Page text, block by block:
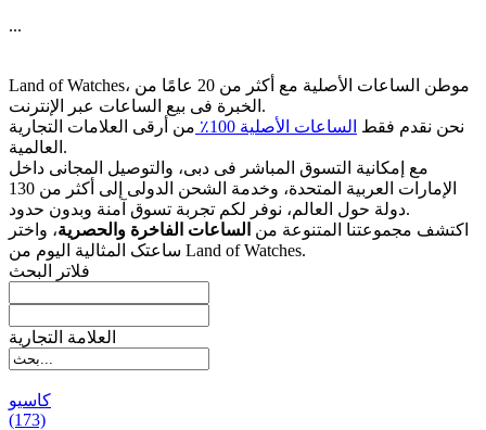
...
Land of Watches، موطن الساعات الأصلیة مع أکثر من 20 عامًا من
الخبرة فی بیع الساعات عبر الإنترنت.
نحن نقدم فقط الساعات الأصلیة 100٪
من أرقى العلامات التجاریة
العالمیة.
مع إمکانیة التسوق المباشر فی دبی، والتوصیل المجانی داخل
الإمارات العربیة المتحدة، وخدمة الشحن الدولی إلى أکثر من 130
دولة حول العالم، نوفر لکم تجربة تسوق آمنة وبدون حدود.
اکتشف مجموعتنا المتنوعة من الساعات الفاخرة والحصریة، واختر
ساعتک المثالیة الیوم من Land of Watches.
فلاتر البحث
العلامة التجارية
کاسیو
(173)